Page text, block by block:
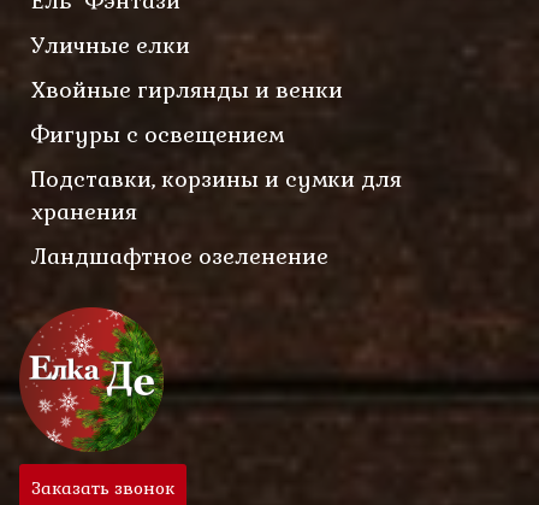
Уличные елки
Хвойные гирлянды и венки
Фигуры с освещением
Подставки, корзины и сумки для
хранения
Ландшафтное озеленение
Заказать звонок